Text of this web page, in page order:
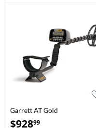
Garrett AT Gold
$92899